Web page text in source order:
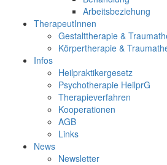
Arbeitsbeziehung
TherapeutInnen
Gestalttherapie &
Körpertherapie &
Infos
Heilpraktikergesetz
Psychotherapie HeilprG
Therapieverfahren
Kooperationen
AGB
Links
News
Newsletter